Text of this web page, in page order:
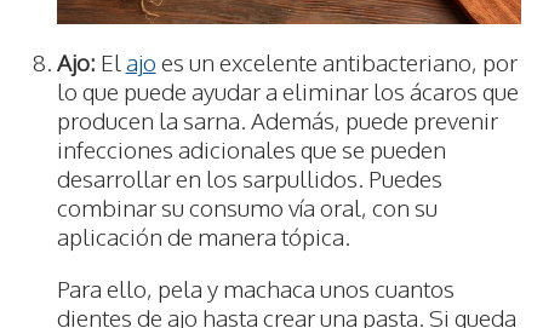
Ajo: El ajo es un excelente antibacteriano, por
lo que puede ayudar a eliminar los ácaros que
producen la sarna. Además, puede prevenir
infecciones adicionales que se pueden
desarrollar en los sarpullidos. Puedes
combinar su consumo vía oral, con su
aplicación de manera tópica.
Para ello, pela y machaca unos cuantos
dientes de ajo hasta crear una pasta. Si queda